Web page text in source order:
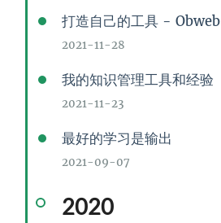
打造自己的工具 - Obweb
2021-11-28
我的知识管理工具和经验
2021-11-23
最好的学习是输出
2021-09-07
2020